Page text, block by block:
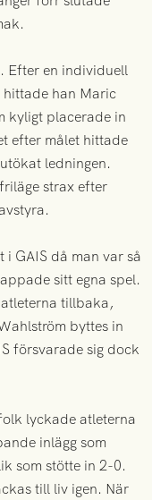
Efter en individuell
han Maric
kyligt placerade in
efter målet hittade
ledningen.
strax efter
i GAIS då man var så
sitt egna spel.
tillbaka,
byttes in
försvarade sig dock
lyckade atleterna
inlägg som
som stötte in 2-0.
till liv igen. När